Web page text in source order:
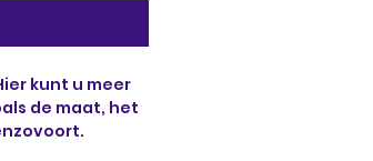
kunt u meer
de maat, het